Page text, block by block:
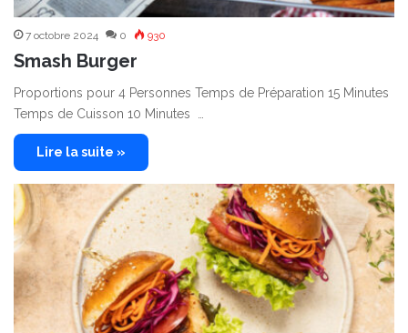
7 octobre 2024 0 930
Smash Burger
Proportions pour 4 Personnes Temps de Préparation 15 Minutes
Temps de Cuisson 10 Minutes …
Lire la suite »